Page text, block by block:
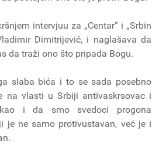
intervjuu za „Centar” i „Srbin
Dimitrijević, i naglašava da
da traži ono što pripada Bogu.
slaba bića i to se sada posebno
na vlasti u Srbiji antivaskrsovac i
i da smo svedoci progona
je ne samo protivustavan, već je i